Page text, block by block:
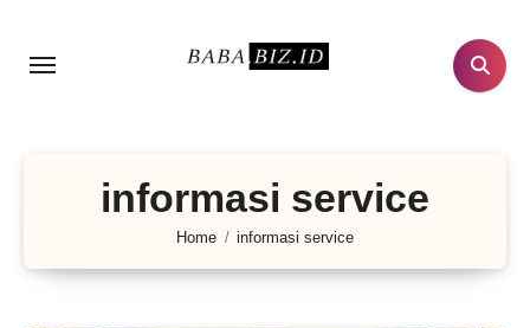
informasi service
Home informasi service